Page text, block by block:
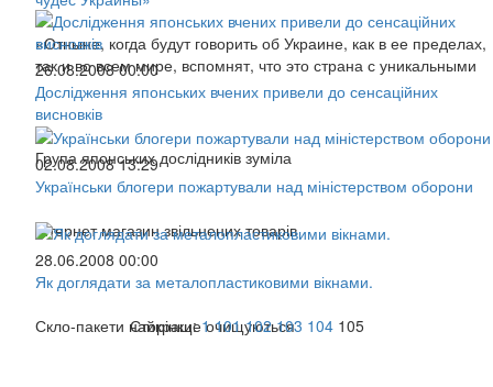
«Отныне, когда будут говорить об Украине, как в ее пределах,
так и во всем мире, вспомнят, что это страна с уникальными
26.08.2008 00:00
Дослідження японських вчених привели до сенсаційних
висновків
Група японських дослідників зуміла
02.08.2008 13:29
Українськи блогери пожартували над міністерством оборони
Інтернет магазин звільнених товарів
28.06.2008 00:00
Як доглядати за металопластиковими вікнами.
Скло-пакети найкраще очищуються
Сторінки: 1 101 102 103 104 105